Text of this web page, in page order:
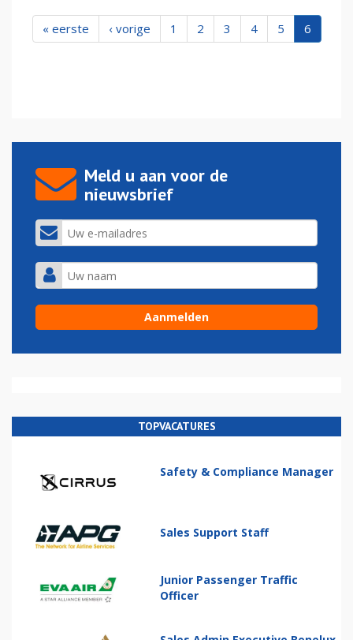
« eerste ‹ vorige 1 2 3 4 5 6
Meld u aan voor de
nieuwsbrief
TOPVACATURES
Safety & Compliance Manager
Sales Support Staff
Junior Passenger Traffic
Officer